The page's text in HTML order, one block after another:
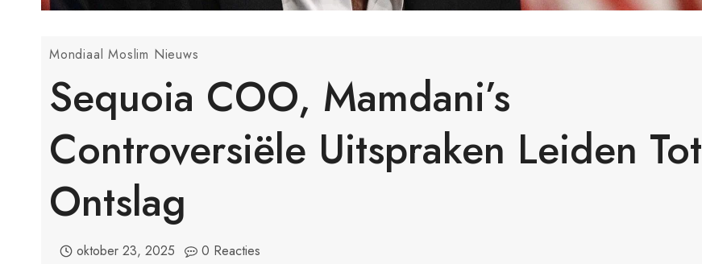
Mondiaal Moslim Nieuws
Sequoia COO, Mamdani’s
Controversiële Uitspraken Leiden Tot
Ontslag
oktober 23, 2025 0 Reacties